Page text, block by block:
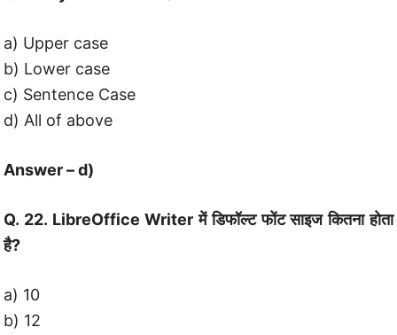
a) Upper case
b) Lower case
c) Sentence Case
d) All of above
Answer – d)
Q. 22. LibreOffice Writer में डिफॉल्ट फोंट साइज कितना होता
है?
a) 10
b) 12